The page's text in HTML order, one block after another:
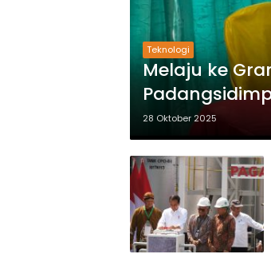
Teknologi
Melaju ke
28 Oktober 2025